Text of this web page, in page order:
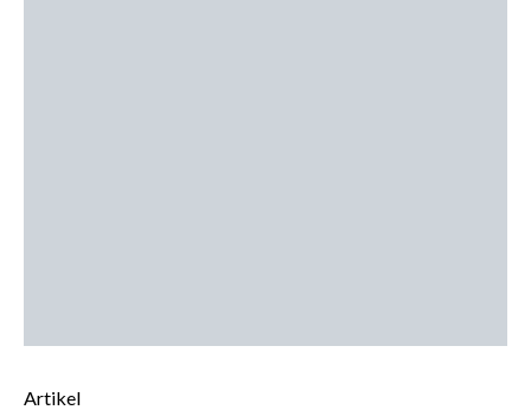
Artikel